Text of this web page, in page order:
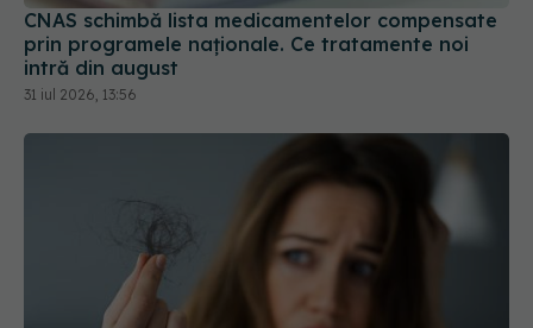
31 iul 2026, 13:56